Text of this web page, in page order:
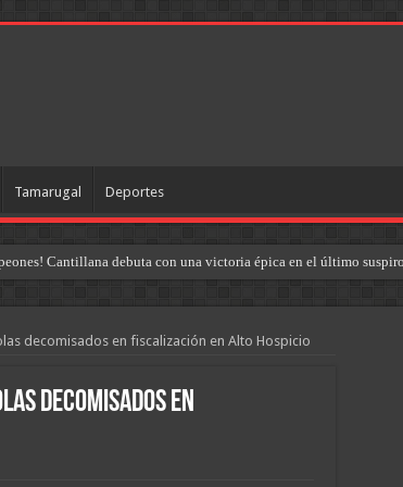
Tamarugal Deportes
Cantillana debuta con una victoria épica en el último
decomisados en fiscalización en Alto Hospicio
decomisados en